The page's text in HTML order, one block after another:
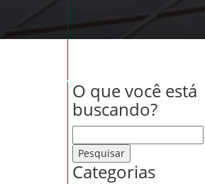
O que você está
buscando?
Categorias